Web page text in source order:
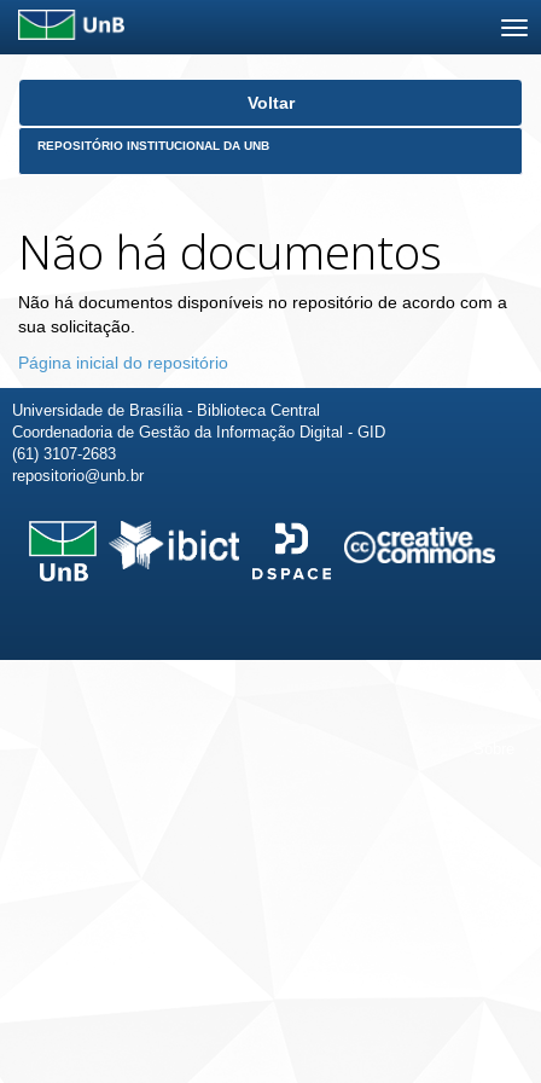
Skip
Voltar
REPOSITÓRIO INSTITUCIONAL DA UNB
Não há documentos
Não há documentos disponíveis no repositório de acordo com a
sua solicitação.
Página inicial do repositório
Universidade de Brasília - Biblioteca Central
Coordenadoria de Gestão da Informação Digital - GID
(61) 3107-2683
repositorio@unb.br